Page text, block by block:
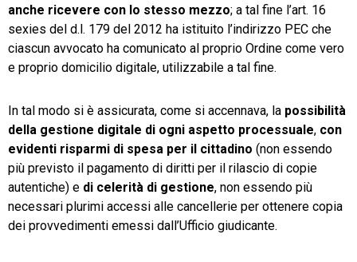
anche ricevere con lo stesso mezzo; a tal fine l’art. 16
sexies del d.l. 179 del 2012 ha istituito l’indirizzo PEC che
ciascun avvocato ha comunicato al proprio Ordine come vero
e proprio domicilio digitale, utilizzabile a tal fine.
In tal modo si è assicurata, come si accennava, la possibilità
della gestione digitale di ogni aspetto processuale, con
evidenti risparmi di spesa per il cittadino (non essendo
più previsto il pagamento di diritti per il rilascio di copie
autentiche) e di celerità di gestione, non essendo più
necessari plurimi accessi alle cancellerie per ottenere copia
dei provvedimenti emessi dall’Ufficio giudicante.